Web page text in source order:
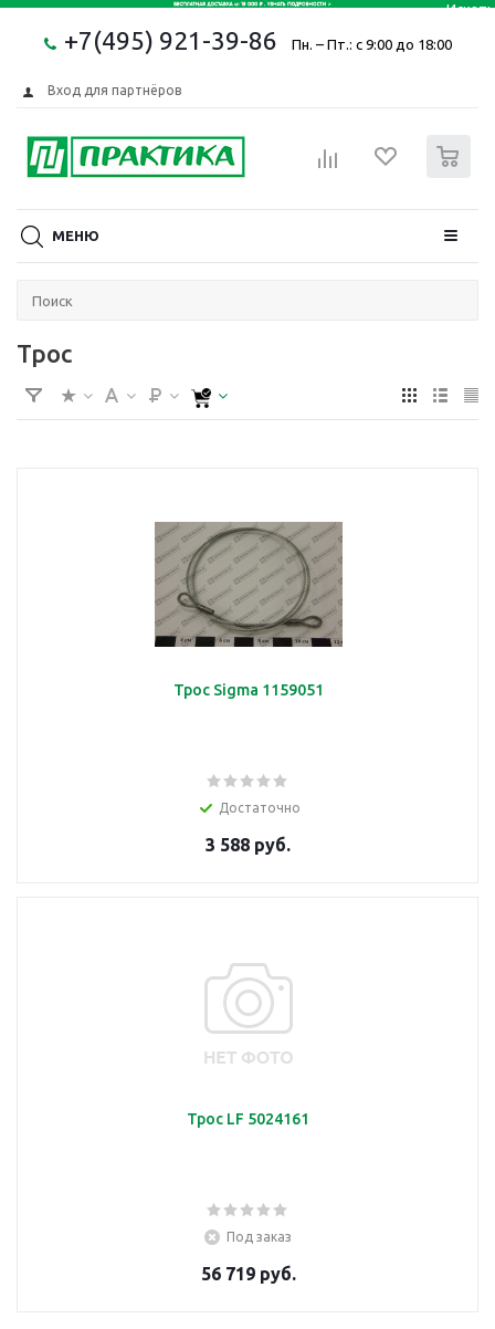
+7(495) 921-39-86 Пн. – Пт.: с 9:00 до 18:00
Вход для партнёров
МЕНЮ
Трос
Трос Sigma 1159051
Достаточно
3 588 руб.
Трос LF 5024161
Под заказ
56 719 руб.